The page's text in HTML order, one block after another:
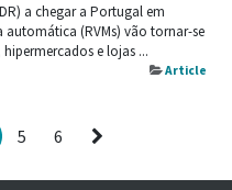
a chegar a Portugal em
automática (RVMs) vão tornar-se
e lojas ...
Article
5 6